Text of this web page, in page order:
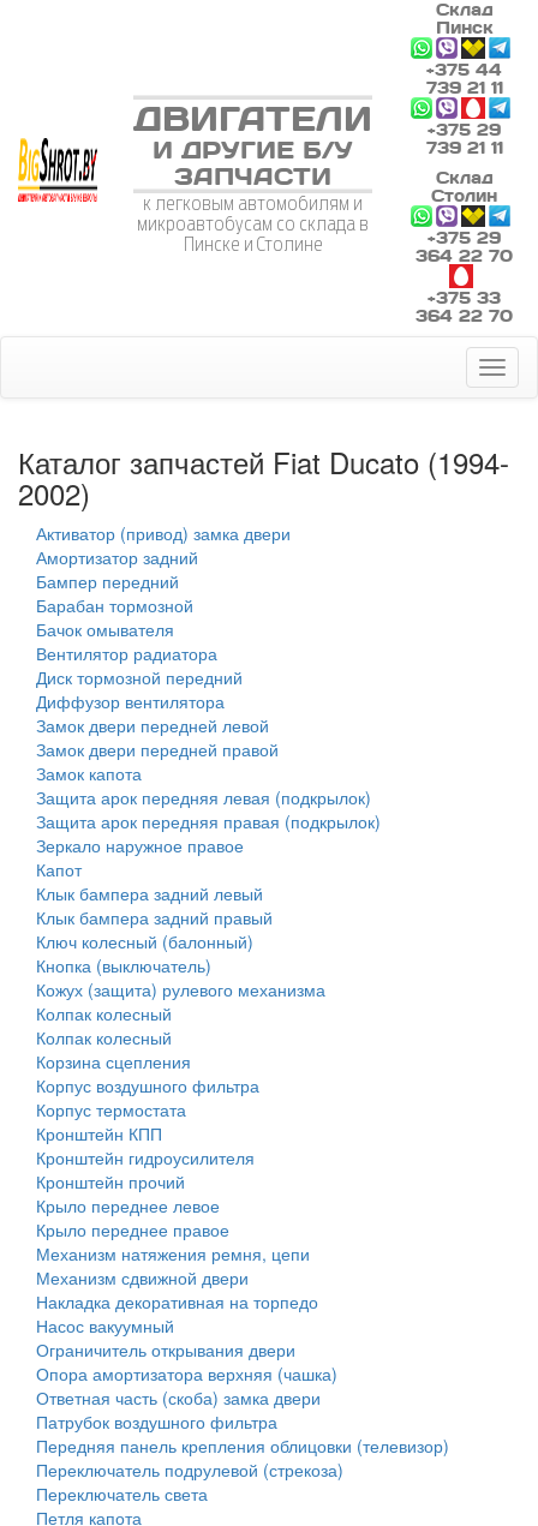
ДВИГАТЕЛИ
И ДРУГИЕ Б/У
ЗАПЧАСТИ
к легковым автомобилям и
микроавтобусам со склада в
Пинске и Столине
Склад
Пинск
+375 44
739 21 11
+375 29
739 21 11
Склад
Столин
+375 29
364 22 70
+375 33
364 22 70
Каталог запчастей Fiat Ducato (1994-
2002)
Активатор (привод) замка двери
Амортизатор задний
Бампер передний
Барабан тормозной
Бачок омывателя
Вентилятор радиатора
Диск тормозной передний
Диффузор вентилятора
Замок двери передней левой
Замок двери передней правой
Замок капота
Защита арок передняя левая (подкрылок)
Защита арок передняя правая (подкрылок)
Зеркало наружное правое
Капот
Клык бампера задний левый
Клык бампера задний правый
Ключ колесный (балонный)
Кнопка (выключатель)
Кожух (защита) рулевого механизма
Колпак колесный
Колпак колесный
Корзина сцепления
Корпус воздушного фильтра
Корпус термостата
Кронштейн КПП
Кронштейн гидроусилителя
Кронштейн прочий
Крыло переднее левое
Крыло переднее правое
Механизм натяжения ремня, цепи
Механизм сдвижной двери
Накладка декоративная на торпедо
Насос вакуумный
Ограничитель открывания двери
Опора амортизатора верхняя (чашка)
Ответная часть (скоба) замка двери
Патрубок воздушного фильтра
Передняя панель крепления облицовки (телевизор)
Переключатель подрулевой (стрекоза)
Переключатель света
Петля капота